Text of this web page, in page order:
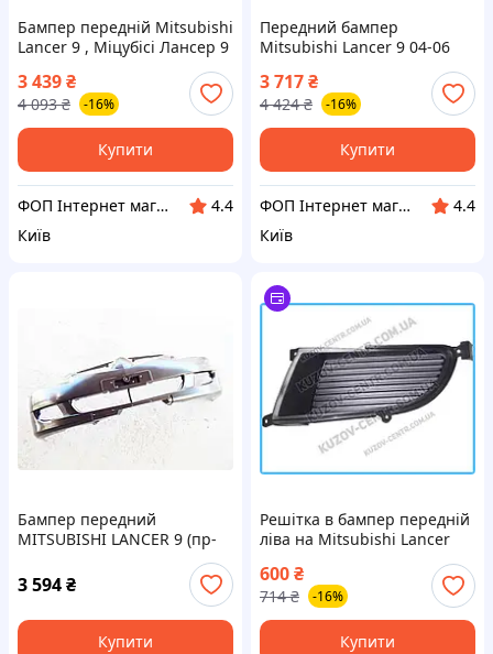
Бампер передній Mitsubishi
Lancer 9 , Міцубісі Лансер 9
3 439₴
4 093 ₴ -16%
Купити
ФОП Інтернет магазин Kyzov-plus .
4.4
Київ
Передний бампер
Mitsubishi Lancer 9 04-06
3 717₴
4 424 ₴ -16%
Купити
ФОП Інтернет магазин Kyzov-plus .
4.4
Київ
Бампер передний
MITSUBISHI LANCER 9 (пр-
69841481 Предоплата 50%
3 594₴
Купити
Решітка в бампер передній
ліва на Mitsubishi Lancer
600₴
714 ₴ -16%
Купити